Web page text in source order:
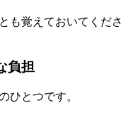
も覚えておいてくださ
負担
ひとつです。